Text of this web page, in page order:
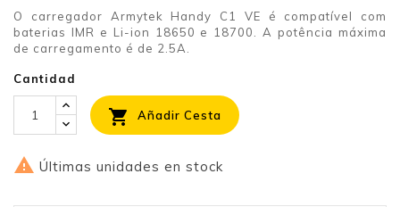
O carregador Armytek Handy C1 VE é compatível com
baterias IMR e Li-ion 18650 e 18700. A potência máxima
de carregamento é de 2.5A.
Cantidad
 Añadir Cesta
 Últimas unidades en stock